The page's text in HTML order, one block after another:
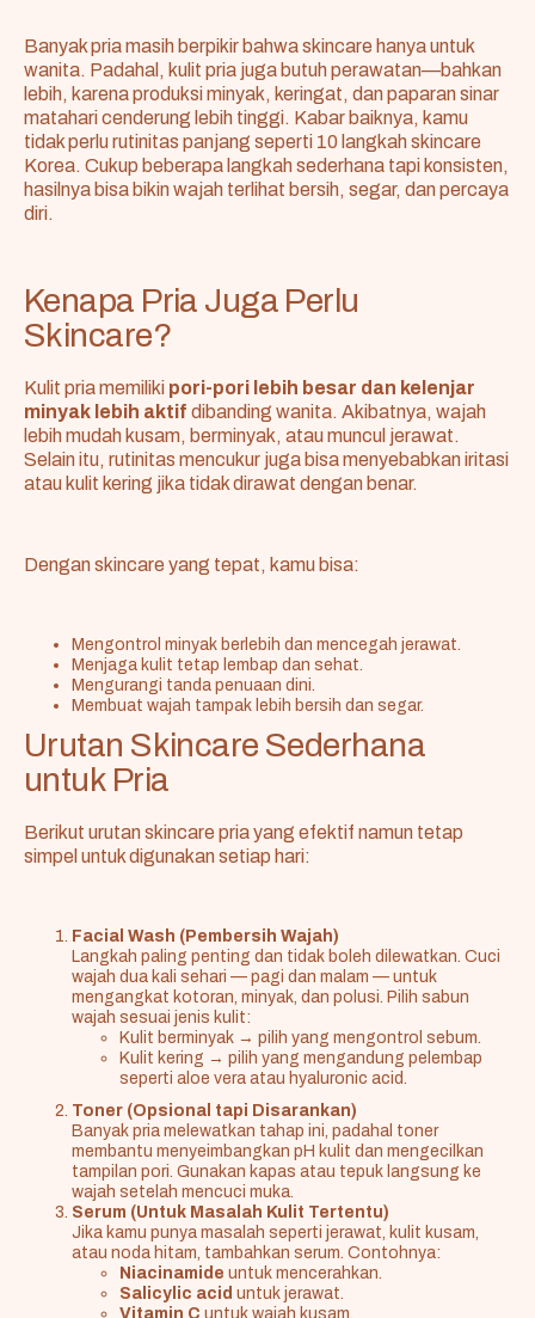
Banyak pria masih berpikir bahwa skincare hanya untuk
wanita. Padahal, kulit pria juga butuh perawatan—bahkan
lebih, karena produksi minyak, keringat, dan paparan sinar
matahari cenderung lebih tinggi. Kabar baiknya, kamu
tidak perlu rutinitas panjang seperti 10 langkah skincare
Korea. Cukup beberapa langkah sederhana tapi konsisten,
hasilnya bisa bikin wajah terlihat bersih, segar, dan percaya
diri.
Kenapa Pria Juga Perlu
Skincare?
Kulit pria memiliki pori-pori lebih besar dan kelenjar
minyak lebih aktif dibanding wanita. Akibatnya, wajah
lebih mudah kusam, berminyak, atau muncul jerawat.
Selain itu, rutinitas mencukur juga bisa menyebabkan iritasi
atau kulit kering jika tidak dirawat dengan benar.
Dengan skincare yang tepat, kamu bisa:
Mengontrol minyak berlebih dan mencegah jerawat.
Menjaga kulit tetap lembap dan sehat.
Mengurangi tanda penuaan dini.
Membuat wajah tampak lebih bersih dan segar.
Urutan Skincare Sederhana
untuk Pria
Berikut urutan skincare pria yang efektif namun tetap
simpel untuk digunakan setiap hari:
Facial Wash (Pembersih Wajah)
Langkah paling penting dan tidak boleh dilewatkan. Cuci
wajah dua kali sehari — pagi dan malam — untuk
mengangkat kotoran, minyak, dan polusi. Pilih sabun
wajah sesuai jenis kulit:
Kulit berminyak → pilih yang mengontrol sebum.
Kulit kering → pilih yang mengandung pelembap
seperti aloe vera atau hyaluronic acid.
Toner (Opsional tapi Disarankan)
Banyak pria melewatkan tahap ini, padahal toner
membantu menyeimbangkan pH kulit dan mengecilkan
tampilan pori. Gunakan kapas atau tepuk langsung ke
wajah setelah mencuci muka.
Serum (Untuk Masalah Kulit Tertentu)
Jika kamu punya masalah seperti jerawat, kulit kusam,
atau noda hitam, tambahkan serum. Contohnya:
Niacinamide untuk mencerahkan.
Salicylic acid untuk jerawat.
Vitamin C untuk wajah kusam.